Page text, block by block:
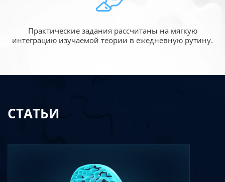
Практические задания рассчитаны на мягкую
интеграцию изучаемой теории в ежедневную рутину.
СТАТЬИ